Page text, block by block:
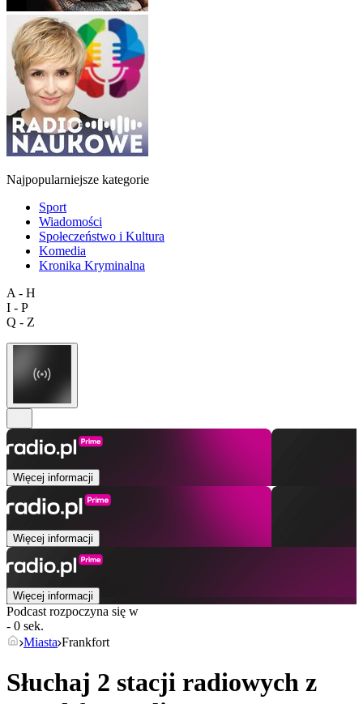
Najpopularniejsze kategorie
Sport
Wiadomości
Społeczeństwo i Kultura
Komedia
Kronika Kryminalna
A - H
I - P
Q - Z
Więcej informacji
Więcej informacji
Więcej informacji
Podcast rozpoczyna się w
- 0 sek.
Miasta Frankfort
Słuchaj 2 stacji radiowych z